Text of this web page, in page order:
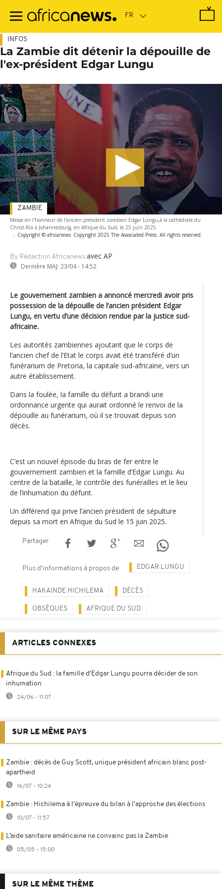
contenu
INFOS
La Zambie dit détenir la dépouille de
l'ex-président Edgar Lungu
Messe en l'honneur de l'ancien président zambien Edgar Lungu,à la cathédrale du
Christ-Roi à Johannesburg, en Afrique du Sud, le 25 juin 2025.
- Copyright © africanews Copyright 2025 The Associated Press. All rights reserved.
By Rédaction Africanews avec AP
Dernière MAJ: 23/04 - 14:52
ZAMBIE
Le gouvernement zambien a annoncé mercredi avoir pris
possession de la dépouille de l’ancien président Edgar
Lungu, en vertu d’une décision rendue par la justice sud-
africaine.
Les autorités zambiennes ajoutant que le corps de
l’ancien chef de l’Etat le corps avait été transféré d’un
funérarium de Pretoria, la capitale sud-africaine, vers un
autre établissement.
Dans la foulée, la famille du défunt a brandi une
ordonnance urgente qui aurait ordonné le renvoi de la
dépouille au funérarium, où il se trouvait depuis son
décès.
C’est un nouvel épisode du bras de fer entre le
gouvernement zambien et la famille d’Edgar Lungu. Au
centre de la bataille, le contrôle des funérailles et le lieu
de l’inhumation du défunt.
Un différend qui prive l’ancien président de sépulture
depuis sa mort en Afrique du Sud le 15 juin 2025.
Partager
Plus d'informations à propos de EDGAR LUNGU
HAKAINDE HICHILEMA DÉCÈS
OBSÈQUES AFRIQUE DU SUD
ARTICLES CONNEXES
Afrique du Sud : la famille d'Edgar Lungu pourra décider de son
inhumation
24/06 - 11:07
SUR LE MÊME PAYS
Zambie : décès de Guy Scott, unique président africain blanc post-
apartheid
16/07 - 10:24
Zambie : Hichilema à l'épreuve du bilan à l'approche des élections
10/07 - 11:57
L’aide sanitaire américaine ne convainc pas la Zambie
05/05 - 15:00
SUR LE MÊME THÈME